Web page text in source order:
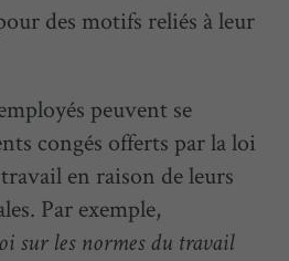
des motifs reliés à leur
peuvent se
congés offerts par la loi
en raison de leurs
Par exemple,
sur les normes du travail